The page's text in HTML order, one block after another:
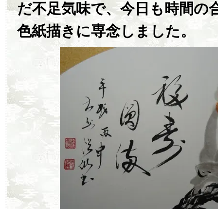
だ不足気味で、今日も時間の
色紙描きに専念しました。